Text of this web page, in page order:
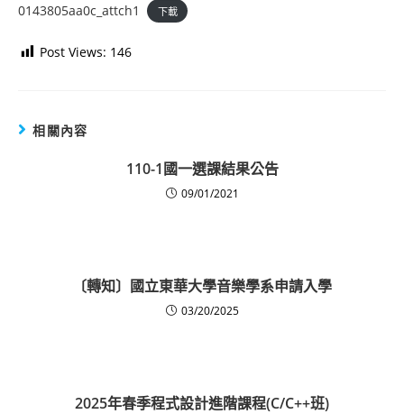
0143805aa0c_attch1 下載
Post Views: 146
相關內容
110-1國一選課結果公告
09/01/2021
〔轉知〕國立東華大學音樂學系申請入學
03/20/2025
2025年春季程式設計進階課程(C/C++班)